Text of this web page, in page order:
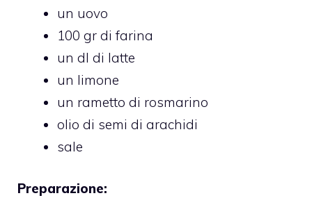
un uovo
100 gr di farina
un dl di latte
un limone
un rametto di rosmarino
olio di semi di arachidi
sale
Preparazione: